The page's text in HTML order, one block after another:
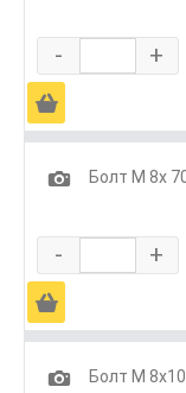
- +
Ä
1
Болт М 8х
- +
Ä
1
Болт М